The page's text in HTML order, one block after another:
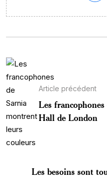
Article précédent
Les
Hall de London
Les besoins sont